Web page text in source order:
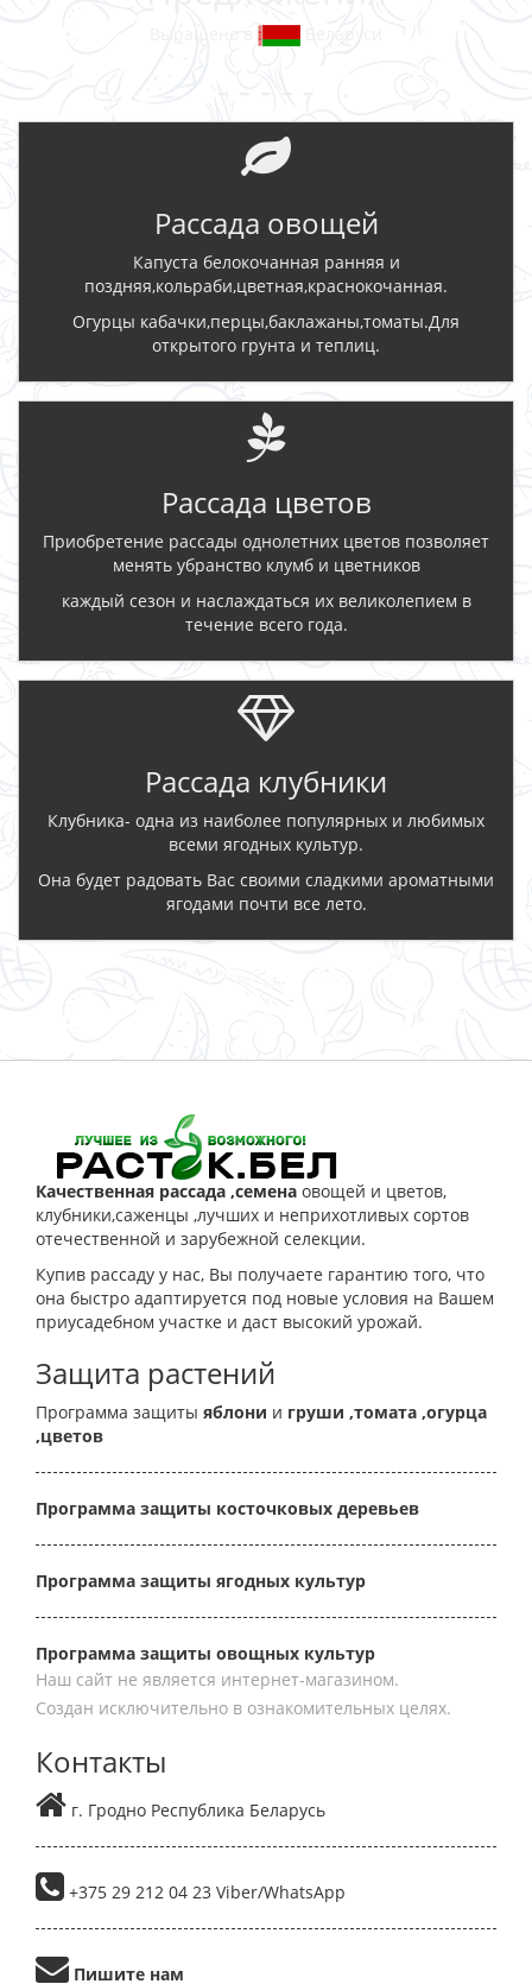
Рассада овощей
Капуста белокочанная ранняя и
поздняя,кольраби,цветная,краснокочанная.
Огурцы кабачки,перцы,баклажаны,томаты.Для
открытого грунта и теплиц.
Рассада цветов
Приобретение рассады однолетних цветов позволяет
менять убранство клумб и цветников
каждый сезон и наслаждаться их великолепием в
течение всего года.
Рассада клубники
Клубника- одна из наиболее популярных и любимых
всеми ягодных культур.
Она будет радовать Вас своими сладкими ароматными
ягодами почти все лето.
Качественная рассада ,семена овощей и цветов,
клубники,саженцы ,лучших и неприхотливых сортов
отечественной и зарубежной селекции.
Купив рассаду у нас, Вы получаете гарантию того, что
она быстро адаптируется под новые условия на Вашем
приусадебном участке и даст высокий урожай.
Защита растений
Программа защиты яблони и груши ,томата ,огурца
,цветов
Программа защиты косточковых деревьев
Программа защиты ягодных культур
Программа защиты овощных культур
Наш сайт не является интернет-магазином.
Создан исключительно в ознакомительных целях.
Контакты
г. Гродно Республика Беларусь
+375 29 212 04 23 Viber/WhatsApp
Пишите нам